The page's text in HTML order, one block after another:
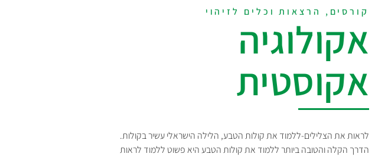
קורסים, הרצאות וכלים לזיהוי
אקולוגיה
אקוסטית
לראות את הצלילים-ללמוד את קולות הטבע, הלילה הישראלי עשיר בקולות.
הדרך הקלה והטובה ביותר ללמוד את קולות הטבע היא פשוט ללמוד לראות